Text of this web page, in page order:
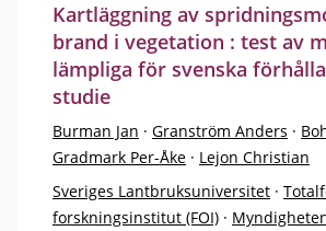
Kartläggning av
brand i vegetation : test av
lämpliga för svenska
studie
Burman Jan · Granström Anders ·
Gradmark Per-Åke · Lejon Christian
Sveriges Lantbruksuniversitet ·
forskningsinstitut (FOI) ·